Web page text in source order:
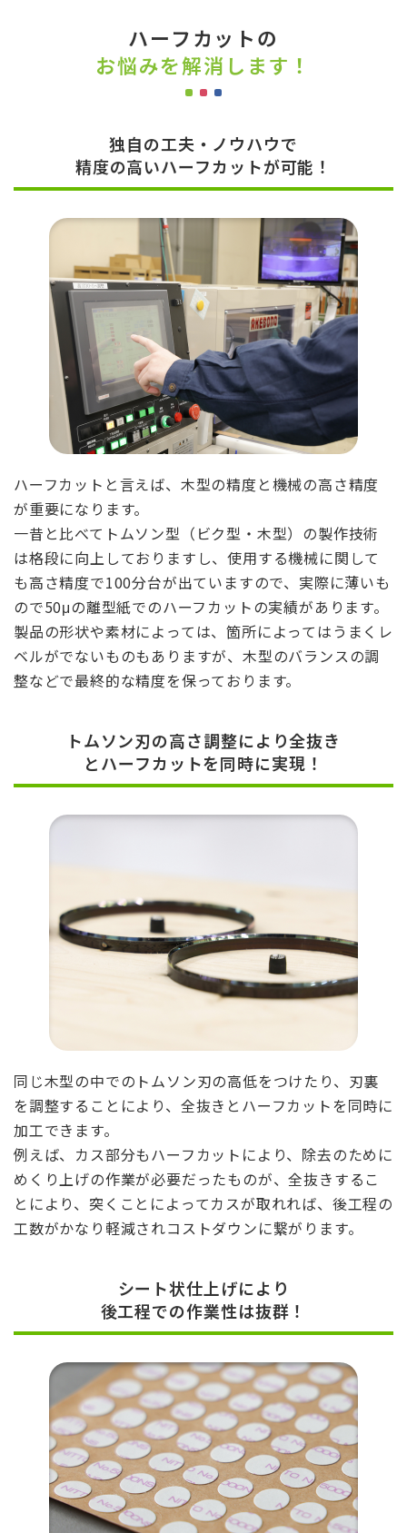
ハーフカットの
お悩みを解消します！
独自の工夫・ノウハウで
精度の高いハーフカットが可能！
ハーフカットと言えば、木型の精度と機械の高さ精度
が重要になります。
一昔と比べてトムソン型（ビク型・木型）の製作技術
は格段に向上しておりますし、使用する機械に関して
も高さ精度で100分台が出ていますので、実際に薄いも
ので50μの離型紙でのハーフカットの実績があります。
製品の形状や素材によっては、箇所によってはうまくレ
ベルがでないものもありますが、木型のバランスの調
整などで最終的な精度を保っております。
トムソン刃の高さ調整により全抜き
とハーフカットを同時に実現！
同じ木型の中でのトムソン刃の高低をつけたり、刃裏
を調整することにより、全抜きとハーフカットを同時に
加工できます。
例えば、カス部分もハーフカットにより、除去のために
めくり上げの作業が必要だったものが、全抜きするこ
とにより、突くことによってカスが取れれば、後工程の
工数がかなり軽減されコストダウンに繋がります。
シート状仕上げにより
後工程での作業性は抜群！